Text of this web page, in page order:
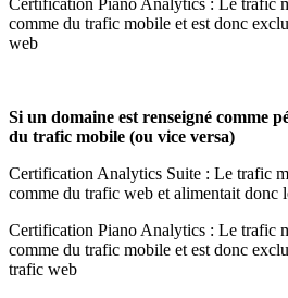
Certification Piano Analytics : Le trafic
comme du trafic mobile et est donc
web
Si un domaine est renseigné comme
du trafic mobile (ou vice versa)
Certification Analytics Suite : Le trafic
comme du trafic web et alimentait donc
Certification Piano Analytics : Le trafic
comme du trafic mobile et est donc
trafic web